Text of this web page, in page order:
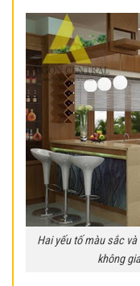
Hai yếu tố màu sắc
không